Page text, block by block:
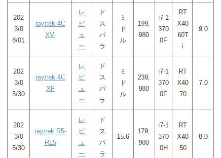
202
3/0
8/01
raytrek 4C
XVi
レ
ビ
ュ
ー
ド
ス
パ
ラ
ミ
ド
ル
199,
980
i7-1
370
0F
RT
X40
60T
i
9.0
202
3/0
5/30
raytrek 4C
XF
レ
ビ
ュ
ー
ド
ス
パ
ラ
ミ
ド
ル
239,
980
i7-1
370
0F
RT
X40
70
7.0
202
3/0
5/30
raytrek R5-
RL5
レ
ビ
ュ
ー
ド
ス
パ
ラ
15.6
179,
980
i7-1
370
0H
RT
X40
50
8.0